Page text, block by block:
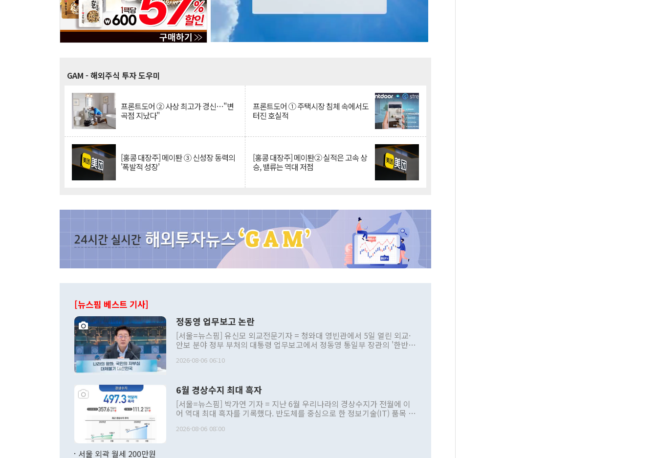
GAM - 해외주식 투자 도우미
프론트도어 ② 사상 최고가 경신…"변
곡점 지났다"
프론트도어 ① 주택시장 침체 속에서도
터진 호실적
[홍콩 대장주] 메이퇀 ③ 신성장 동력의
'폭발적 성장'
[홍콩 대장주] 메이퇀② 실적은 고속 상
승, 밸류는 역대 저점
[뉴스핌 베스트 기사]
정동영 업무보고 논란
[서울=뉴스핌] 유신모 외교전문기자 = 청와대 영빈관에서 5일 열린 외교·
안보 분야 정부 부처의 대통령 업무보고에서 정동영 통일부 장관의 '한반도
발언 중에는 정부 내 조율을 거치지 않은 사안을 정책으로 추진하겠다고 공
주의적 희망에 근거한 비현실적 구상'이라는 비판을 내놨다. 그동안 정 장
관의 대북 정책 관련 발언이 물의를 빚은 적은 여러 번 있지만 대통령과 유
관 부처 장관이 공개적으로 부정적 입장을 표명한 것은 이례적이다. 정 장
관의 무리한 대북 접근법과 월권을 제어해야 한다는 목소리도 높아지고 있
다. [정동영 통일부 장관이 지난달 23일 오후 서울 종로구 정부서울청사에
2026-08-06 06:10
6월 경상수지 최대 흑자
[서울=뉴스핌] 박가연 기자 = 지난 6월 우리나라의 경상수지가 전월에 이
어 역대 최대 흑자를 기록했다. 반도체를 중심으로 한 정보기술(IT) 품목 수
료=한국은행] 한국은행이 6일 발표한 '2026년 6월 국제수지(잠정)'에 따르
2026-08-06 08:00
서울 외곽 월세 200만원